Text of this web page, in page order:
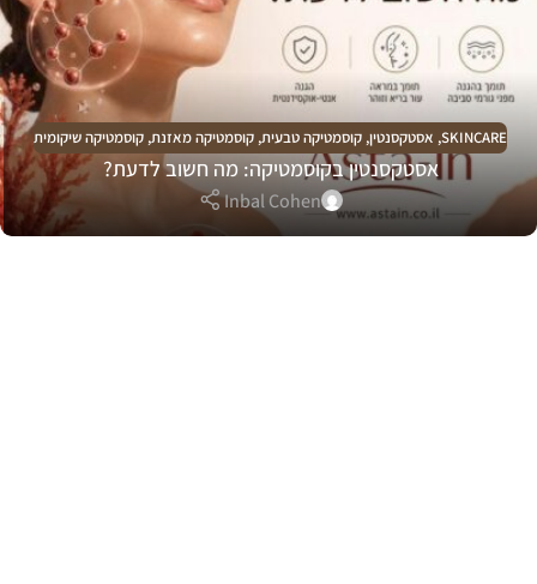
SKINCARE
, אסטקסנטין, קוסמטיקה טבעית, קוסמטיקה מאזנת, קוסמטיקה שיקומית
אסטקסנטין בקוסמטיקה: מה חשוב לדעת?
Inbal Cohen